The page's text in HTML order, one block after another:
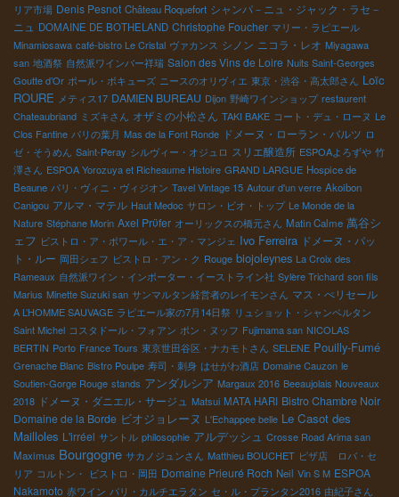
リア市場 Denis Pesnot Château Roquefort シャンパ－ニュ・ジャック・ラセ－
ニュ DOMAINE DE BOTHELAND Christophe Foucher マリー・ラピエール
Minamiosawa café-bistro Le Cristal ヴァカンス シノン ニコラ・レオ Miyagawa
san 地酒祭 自然派ワインバー祥瑞 Salon des Vins de Loire Nuits Saint-Georges
Goutte d’Or ポール・ボキューズ ニースのオリヴィエ 東京・渋谷・高太郎さん Loïc
ROURE メティス17 DAMIEN BUREAU Dijon 野崎ワインショップ restaurent
Chateaubriand ミズキさん オザミの小松さん TAKI BAKE コート・デュ・ローヌ Le
Clos Fantine パリの葉月 Mas de la Font Ronde ドメーヌ・ローラン・バルツ ロ
ゼ・そうめん Saint-Peray シルヴィー・オジュロ スリエ醸造所 ESPOAよろずや 竹
澤さん ESPOA Yorozuya et Richeaume Histoire GRAND LARGUE Hospice de
Beaune パリ・ヴィニ・ヴィジオン Tavel Vintage 15 Autour d'un verre Akoibon
Canigou アルマ・マテル Haut Medoc サロン・ビオ・トップ Le Monde de la
Nature Stéphane Morin Axel Prϋfer オーリックスの橋元さん Matin Calme 萬谷シ
ェフ ビストロ・ア・ボワール・エ・ア・マンジェ Ivo Ferreira ドメーヌ・パッ
ト・ルー 岡田シェフ ビストロ・アン・ク Rouge biojoleynes La Croix des
Rameaux 自然派ワイン・インポーター・イーストライン社 Sylère Trichard son fils
Marius Minette Suzuki san サンマルタン経営者のレイモンさん マス・ぺリセール
A L’HOMME SAUVAGE ラピエール家の7月14日祭 リュショット・シャンベルタン
Saint Michel コスタドール・フォアン ポン・ヌッフ Fujimama san NICOLAS
BERTIN Porto France Tours 東京世田谷区・ナカモトさん SELENE Pouilly-Fumé
Grenache Blanc Bistro Poulpe 寿司・刺身 はせがわ酒店 Domaine Cauzon le
Soutien-Gorge Rouge stands アンダルシア Margaux 2016 Beeaujolais Nouveaux
2018 ドメーヌ・ダニエル・サージュ Matsui MATA HARI Bistro Chambre Noir
Domaine de la Borde ビオジョレーヌ L'Echappee belle Le Casot des
Mailloles L'irréel サントル philosophie アルデッシュ Crosse Road Arima san
Maximus Bourgogne サカノジュンさん Matthieu BOUCHET ピザ店 ロバ・セ
リア コルトン・ ビストロ・岡田 Domaine Prieuré Roch Neil Vin S M ESPOA
Nakamoto 赤ワイン パリ・カルチエラタン セ・ル・プランタン2016 由紀子さん